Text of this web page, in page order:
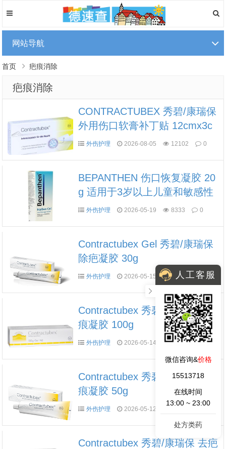
网站导航
首页 疤痕消除
疤痕消除
CONTRACTUBEX 秀碧/康瑞保
外用伤口软膏补丁贴 12cmx3c
m 21片
外伤护理 2026-08-05 12102 0
BEPANTHEN 伤口恢复凝胶 20
g 适用于3岁以上儿童和敏感性
肌肤
外伤护理 2026-05-19 8333 0
Contractubex Gel 秀碧/康瑞保
除疤凝胶 30g
外伤护理 2026-05-15 12627 0
Contractubex 秀碧/康瑞保 去疤
痕凝胶 100g
外伤护理 2026-05-14 8001 0
Contractubex 秀碧/康瑞保 去疤
痕凝胶 50g
外伤护理 2026-05-12
Contractubex 秀碧/康瑞保 去疤
人工客服
微信咨询&价格
15513718
在线时间
13:00 ~ 23:00
处方类药